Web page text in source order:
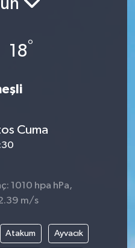
18°
Cuma
1010 hpa hPa,
m/s
Atakum Ayvacık